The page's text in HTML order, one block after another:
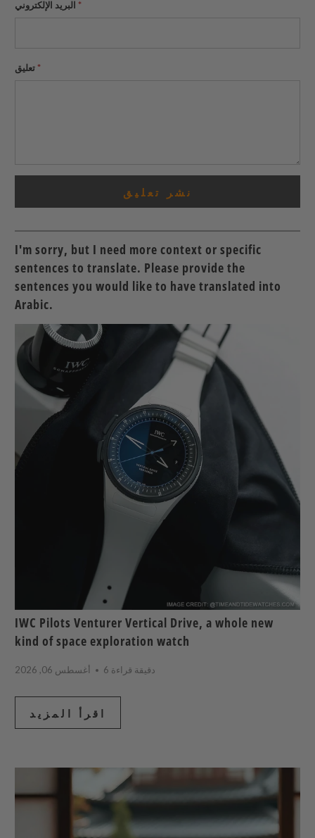
*
*
I'm sorry, but I need more context or specific
sentences to translate. Please provide the
sentences you would like to have translated into
Arabic.
IWC Pilots Venturer Vertical Drive, a whole new
kind of space exploration watch
أغسطس 06, 2026 6 دقيقة قراءة
اقرأ المزيد